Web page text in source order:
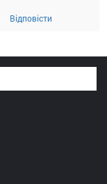
Відповісти